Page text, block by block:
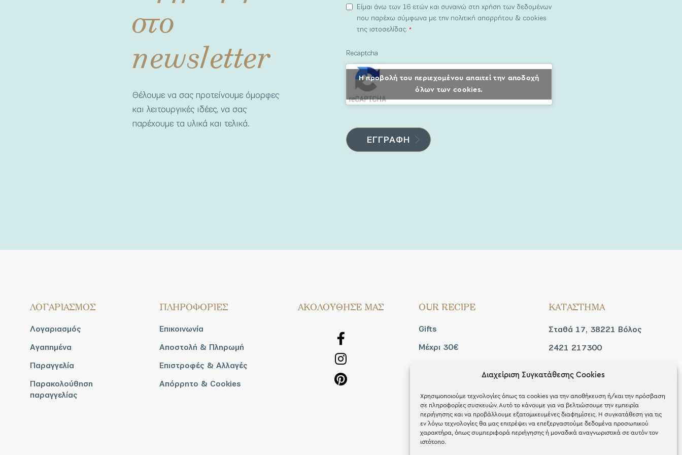
Διαχείριση Συγκατάθεσης Cookies
Χρησιμοποιούμε τεχνολογίες όπως τα cookies για την αποθήκευση ή/και την πρόσβαση
σε πληροφορίες συσκευών. Αυτό το κάνουμε για να βελτιώσουμε την εμπειρία
περιήγησης και να προβάλλουμε εξατομικευμένες διαφημίσεις. Η συγκατάθεση για τις
εν λόγω τεχνολογίες θα μας επιτρέψει να επεξεργαστούμε δεδομένα προσωπικού
χαρακτήρα, όπως συμπεριφορά περιήγησης ή μοναδικά αναγνωριστικά σε αυτόν τον
ιστότοπο.
στο
newsletter
Θέλουμε να σας προτείνουμε όμορφες
και λειτουργικές ιδέες, να σας
παρέχουμε τα υλικά και τελικά.
Είμαι άνω των 16 ετών και συναινώ στη χρήση των δεδομένων
που παρέχω σύμφωνα με την πολιτική απορρήτου & cookies
της ιστοσελίδας.*
Recaptcha
Η προβολή του περιεχομένου απαιτεί την αποδοχή
όλων των cookies.
ΛΟΓΑΡΙΑΣΜΟΣ
Λογαριασμός
Αγαπημένα
Παραγγελία
Παρακολούθηση
παραγγελίας
ΠΛΗΡΟΦΟΡΙΕΣ
Επικοινωνία
Αποστολή & Πληρωμή
Επιστροφές & Αλλαγές
Απόρρητο & Cookies
AΚΟΛΟΥΘΗΣΕ ΜΑΣ OUR RECIPE
Gifts
Μέχρι 30€
ΚΑΤΑΣΤΗΜΑ
Σταθά 17, 38221 Βόλος
2421 217300
Τριτ / Πεμ / Παρ: 09:00 -
21:00